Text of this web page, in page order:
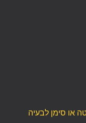
או סימן לבעיה